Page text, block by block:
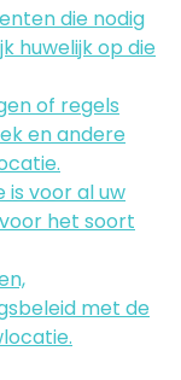
die nodig
huwelijk op die
of regels
en andere
voor al uw
het soort
met de